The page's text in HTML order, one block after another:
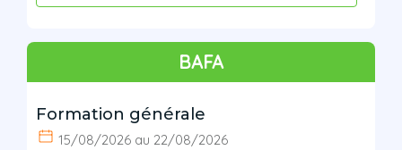
BAFA
Formation générale
15/08/2026 au 22/08/2026